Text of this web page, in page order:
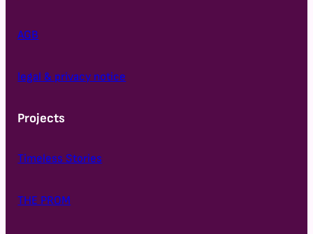
AGB
legal & privacy notice
Projects
Timeless Stories
THE PROM